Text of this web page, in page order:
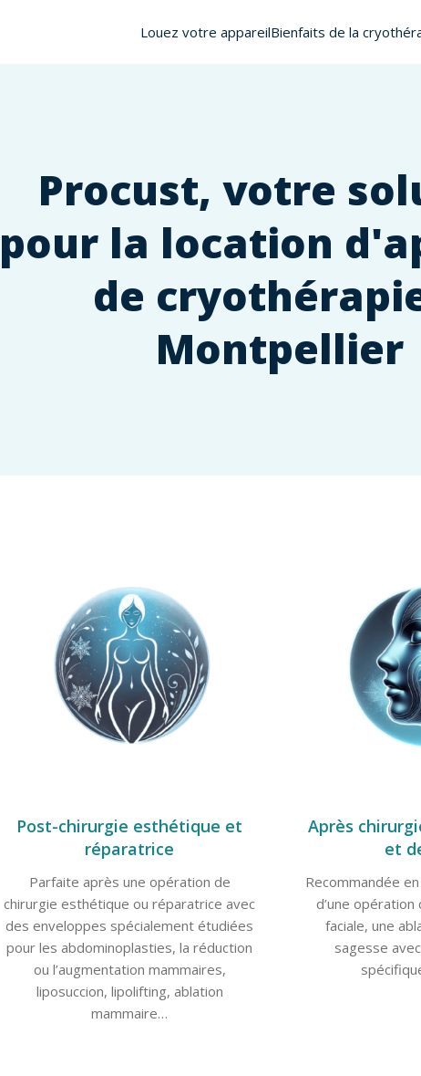
Louez votre appareilBienfaits de la
Procust, votre
pour la location
de
Montpellier
Post-chirurgie esthétique et
réparatrice
Parfaite après une opération de
chirurgie esthétique ou réparatrice avec
des enveloppes spécialement étudiées
pour les abdominoplasties, la réduction
ou l’augmentation mammaires,
liposuccion, lipolifting, ablation
mammaire…
Après
et
Recommandée
d’une
faciale, une
sagesse